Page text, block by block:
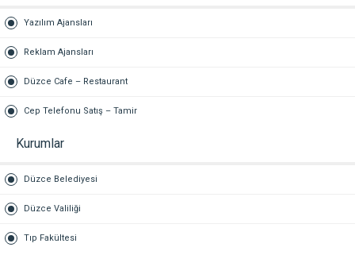
Yazılım Ajansları
Reklam Ajansları
Düzce Cafe – Restaurant
Cep Telefonu Satış – Tamir
Kurumlar
Düzce Belediyesi
Düzce Valiliği
Tıp Fakültesi